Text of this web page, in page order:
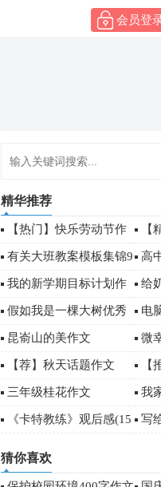
会员登
精华推荐
【热门】快乐劳动节作
文锦集十篇
【
文
有关大班教案模板集锦9
篇
高
「汇
我的新学期目标计划作
文600字「精选」
给
选
假如我是一棵大树优秀
作文
电
决
昆嵛山的美作文 微
【荐】秋天话题作文 【
三年级桂花作文 我
锦集
《卡特教练》观后感(15 写
猜你喜欢